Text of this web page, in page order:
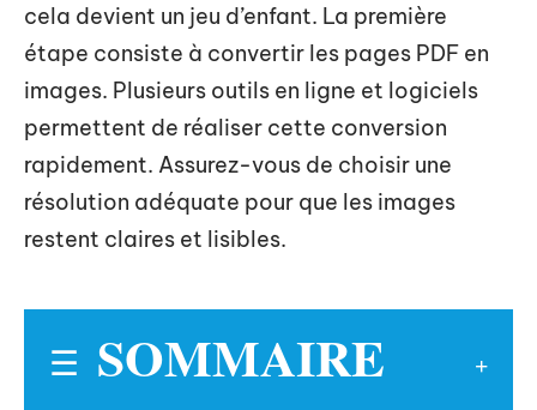
cela devient un jeu d’enfant. La première
étape consiste à convertir les pages PDF en
images. Plusieurs outils en ligne et logiciels
permettent de réaliser cette conversion
rapidement. Assurez-vous de choisir une
résolution adéquate pour que les images
restent claires et lisibles.
SOMMAIRE